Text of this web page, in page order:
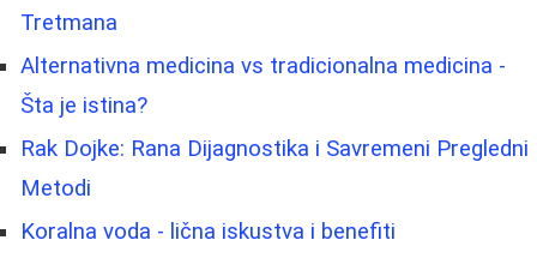
Tretmana
Alternativna medicina vs tradicionalna medicina -
Šta je istina?
Rak Dojke: Rana Dijagnostika i Savremeni Pregledni
Metodi
Koralna voda - lična iskustva i benefiti